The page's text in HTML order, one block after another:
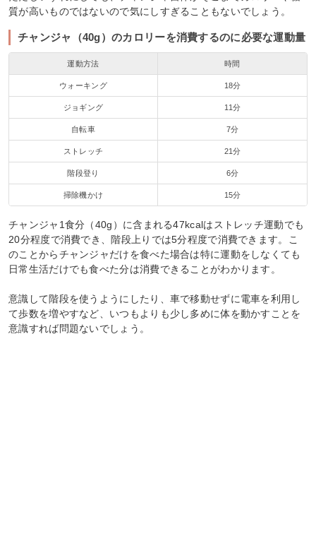
質が高いものではないので気にしすぎることもないでしょう。
チャンジャ（40g）のカロリーを消費するのに必要な運動量
運動方法 時間
ウォーキング 18分
ジョギング 11分
自転車 7分
ストレッチ 21分
階段登り 6分
掃除機かけ 15分
チャンジャ1食分（40g）に含まれる47kcalはストレッチ運動でも
20分程度で消費でき、階段上りでは5分程度で消費できます。こ
のことからチャンジャだけを食べた場合は特に運動をしなくても
日常生活だけでも食べた分は消費できることがわかります。
意識して階段を使うようにしたり、車で移動せずに電車を利用し
て歩数を増やすなど、いつもよりも少し多めに体を動かすことを
意識すれば問題ないでしょう。